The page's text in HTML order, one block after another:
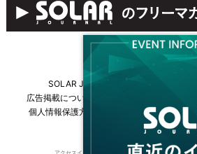
SOLAR JOURNALについて
広告掲載について
個人情報保護方針
運営会社・媒体一覧